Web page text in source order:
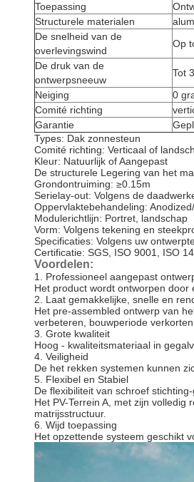
Toepassing
Structurele materialen
De snelheid van de
overlevingswind
Op
De druk van de
ontwerpsneeuw
Tot
Neiging
0
Comité richting
Garantie
Types: Dak zonnesteun
Comité richting: Verticaal of
Kleur: Natuurlijk of Aangepast
De structurele Legering van het
Grondontruiming: ≥0.15m
Serielay-out: Volgens de
Oppervlaktebehandeling:
Modulerichtlijn: Portret, landschap
Vorm: Volgens tekening en
Specificaties: Volgens uw
Certificatie: SGS, ISO 9001, ISO
Voordelen:
1. Professioneel aangepast
Het product wordt ontworpen
2. Laat gemakkelijke, snelle en
Het pre-assembled ontwerp van
verbeteren, bouwperiode
3. Grote kwaliteit
Hoog - kwaliteitsmateriaal in
4. Veiligheid
De het rekken systemen kunnen
5. Flexibel en Stabiel
De flexibiliteit van schroef
Het PV-Terrein A, met zijn
matrijsstructuur.
6. Wijd toepassing
Het opzettende systeem geschikt